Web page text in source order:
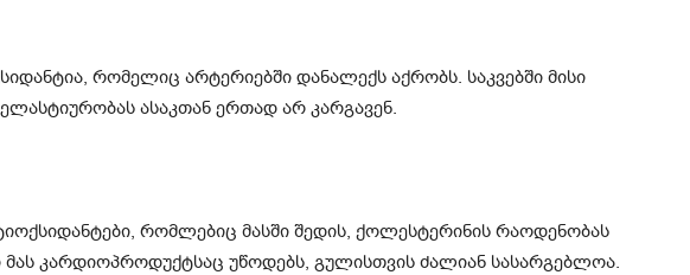
რომელიც არტერიებში დანალექს აქრობს. საკვებში მისი
ასაკთან ერთად არ კარგავენ.
რომლებიც მასში შედის, ქოლესტერინის რაოდენობას
მას კარდიოპროდუქტსაც უწოდებს, გულისთვის ძალიან სასარგებლოა.